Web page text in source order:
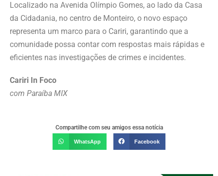
Localizado na Avenida Olímpio Gomes, ao lado da Casa
da Cidadania, no centro de Monteiro, o novo espaço
representa um marco para o Cariri, garantindo que a
comunidade possa contar com respostas mais rápidas e
eficientes nas investigações de crimes e incidentes.
Cariri In Foco
com Paraíba MIX
Compartilhe com seu amigos essa notícia
WhatsApp Facebook